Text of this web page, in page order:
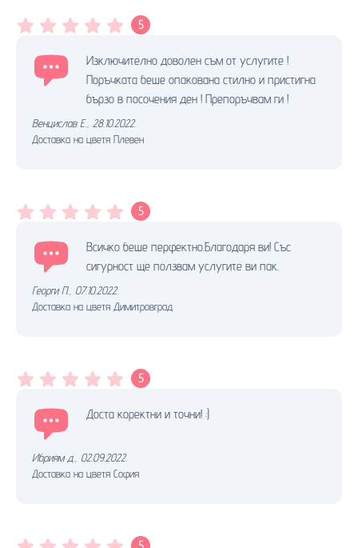
5
Изключително доволен съм от услугите !
Поръчката беше опакована стилно и пристигна
бързо в посочения ден ! Препоръчвам ги !
Венцислав Е. 28.10.2022.
Доставка на цветя Плевен
5
Всичко беше перфектно.Благодаря ви! Със
сигурност ще ползвам услугите ви пак.
Георги П. 07.10.2022.
Доставка на цветя Димитровград
5
Доста коректни и точни! :)
Ибриям д.
02.09.2022.
Доставка на цветя София